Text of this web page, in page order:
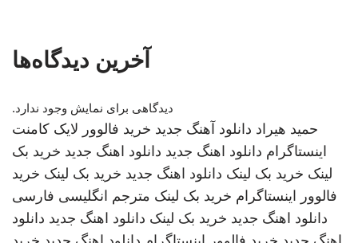
آخرین دیدگاه‌ها
دیدگاهی برای نمایش وجود ندارد.
حمید هیراد دانلود آهنگ جدید خرید فالوور لایک کامنت
اینستاگرام دانلود اهنگ جدید دانلود اهنگ جدید خرید بک
لینک خرید بک لینک دانلود اهنگ جدید خرید بک لینک خرید
فالوور اینستاگرام خرید بک لینک مترجم انگلیسی فارسی
دانلود اهنگ جدید خرید بک لینک دانلود اهنگ جدید دانلود